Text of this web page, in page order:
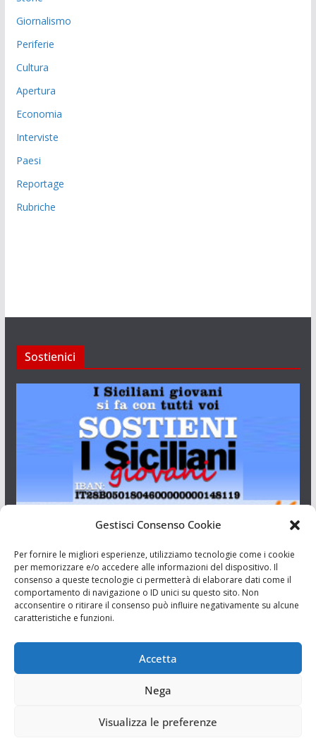
Gestisci Consenso Cookie
Per fornire le migliori esperienze, utilizziamo tecnologie come i cookie
per memorizzare e/o accedere alle informazioni del dispositivo. Il
consenso a queste tecnologie ci permetterà di elaborare dati come il
comportamento di navigazione o ID unici su questo sito. Non
acconsentire o ritirare il consenso può influire negativamente su alcune
caratteristiche e funzioni.
Accetta
Nega
Visualizza le preferenze
Giornalismo
Periferie
Cultura
Apertura
Economia
Interviste
Paesi
Reportage
Rubriche
Sostienici
Aut. del tribunale di Catania n.23/2011 del 20/09/2011 Dir.
Resp. Riccardo Orioles.
Associazione Culturale I Siciliani Giovani
via Randazzo 27 Catania